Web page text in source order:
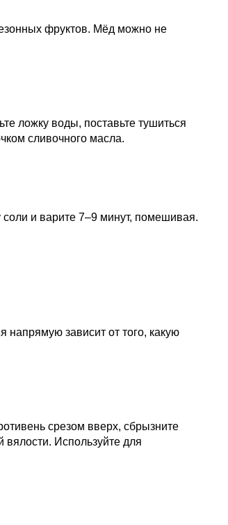
фруктов. Мёд можно не
ложку воды, поставьте тушиться
сливочного масла.
и варите 7–9 минут, помешивая.
напрямую зависит от того, какую
срезом вверх, сбрызните
Используйте для